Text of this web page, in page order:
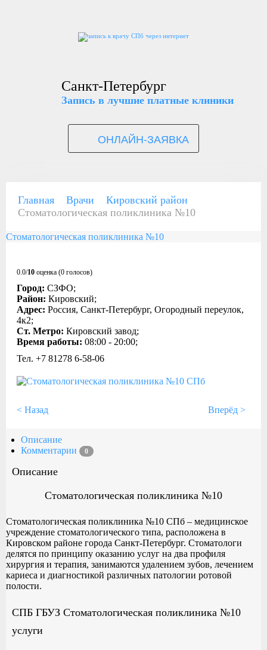
Санкт-Петербург
Запись в лучшие платные клиники
ОНЛАЙН-ЗАЯВКА
Главная Врачи
Кировский район
Стоматологическая поликлиника №10
Стоматологическая поликлиника №10
0.0/10 оценка (0 голосов)
Город: СЗФО;
Район: Кировский;
Адрес: Россия, Санкт-Петербург, Огородный переулок,
4к2;
Ст. Метро: Кировский завод;
Время работы: 08:00 - 20:00;
Тел. +7 81278 6‑58-06
< Назад Вперёд >
Описание
Комментарии
0
Описание
Стоматологическая поликлиника №10
Стоматологическая поликлиника №10 СПб – медицинское
учреждение стоматологического типа, расположена в
Кировском районе города Санкт-Петербург. Стоматологи
делятся по принципу оказанию услуг на два профиля
хирургия и терапия, занимаются удалением зубов, лечением
кариеса и диагностикой различных патологии ротовой
полости.
СПБ ГБУЗ Стоматологическая поликлиника №10
услуги